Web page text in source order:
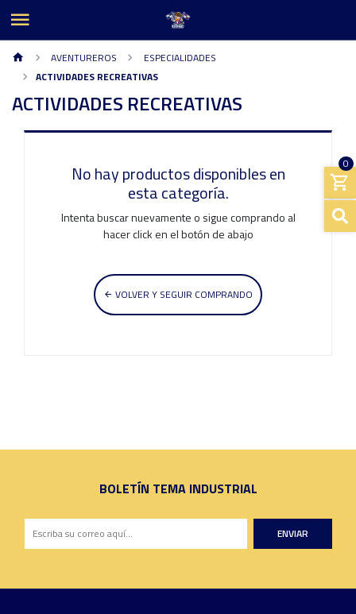
0
AVENTUREROS
ESPECIALIDADES
ACTIVIDADES RECREATIVAS
ACTIVIDADES RECREATIVAS
No hay productos disponibles en
esta categoría.
Intenta buscar nuevamente o sigue comprando al
hacer click en el botón de abajo
VOLVER Y SEGUIR COMPRANDO
BOLETÍN TEMA INDUSTRIAL
ENVIAR